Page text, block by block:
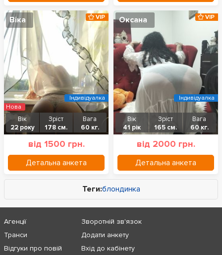
Віка
Вік
22 року
Зріст
178 см.
Вага
60 кг.
від 1500 грн.
Детальна анкета
VIP
Нова
Індивідуалка
Оксана
Вік
41 рік
Зріст
165 см.
Вага
60 кг.
від 2000 грн.
Детальна анкета
VIP
Індивідуалка
Теги:блондинка
Агенції
Транси
Відгуки про повій
Зворотній зв'язок
Додати анкету
Вхід до кабінету